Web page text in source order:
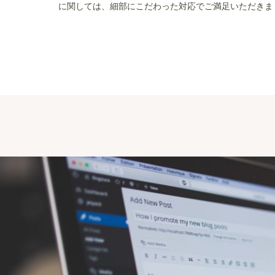
に関しては、細部にこだわった対応でご満足いただき